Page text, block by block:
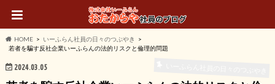
HOME
いーふらん社員の日々のつぶやき
若者を騙す反社企業いーふらんの法的リスクと倫理的問題
2024.03.05